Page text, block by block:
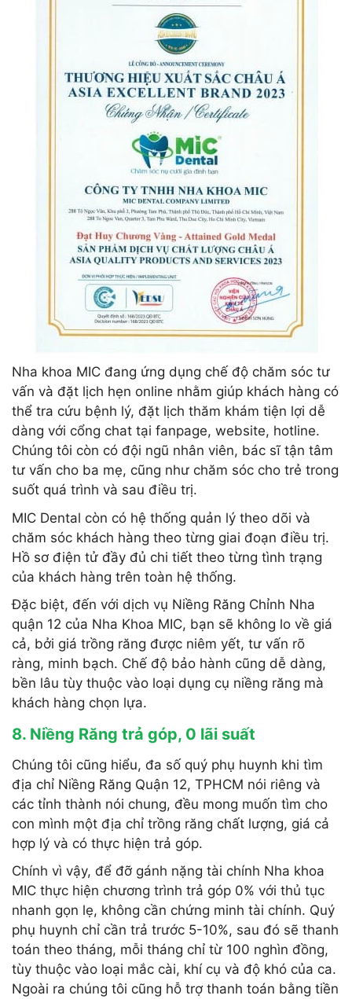
Nha khoa MIC đang ứng dụng chế độ chăm sóc tư
vấn và đặt lịch hẹn online nhằm giúp khách hàng có
thể tra cứu bệnh lý, đặt lịch thăm khám tiện lợi dễ
dàng với cổng chat tại fanpage, website, hotline.
Chúng tôi còn có đội ngũ nhân viên, bác sĩ tận tâm
tư vấn cho ba mẹ, cũng như chăm sóc cho trẻ trong
suốt quá trình và sau điều trị.
MIC Dental còn có hệ thống quản lý theo dõi và
chăm sóc khách hàng theo từng giai đoạn điều trị.
Hồ sơ điện tử đầy đủ chi tiết theo từng tình trạng
của khách hàng trên toàn hệ thống.
Đặc biệt, đến với dịch vụ Niềng Răng Chỉnh Nha
quận 12 của Nha Khoa MIC, bạn sẽ không lo về giá
cả, bởi giá trồng răng được niêm yết, tư vấn rõ
ràng, minh bạch. Chế độ bảo hành cũng dễ dàng,
bền lâu tùy thuộc vào loại dụng cụ niềng răng mà
khách hàng chọn lựa.
8. Niềng Răng trả góp, 0 lãi suất
Chúng tôi cũng hiểu, đa số quý phụ huynh khi tìm
địa chỉ Niềng Răng Quận 12, TPHCM nói riêng và
các tỉnh thành nói chung, đều mong muốn tìm cho
con mình một địa chỉ trồng răng chất lượng, giá cả
hợp lý và có thực hiện trả góp.
Chính vì vậy, để đỡ gánh nặng tài chính Nha khoa
MIC thực hiện chương trình trả góp 0% với thủ tục
nhanh gọn lẹ, không cần chứng minh tài chính. Quý
phụ huynh chỉ cần trả trước 5-10%, sau đó sẽ thanh
toán theo tháng, mỗi tháng chỉ từ 100 nghìn đồng,
tùy thuộc vào loại mắc cài, khí cụ và độ khó của ca.
Ngoài ra chúng tôi cũng hỗ trợ thanh toán bằng tiền